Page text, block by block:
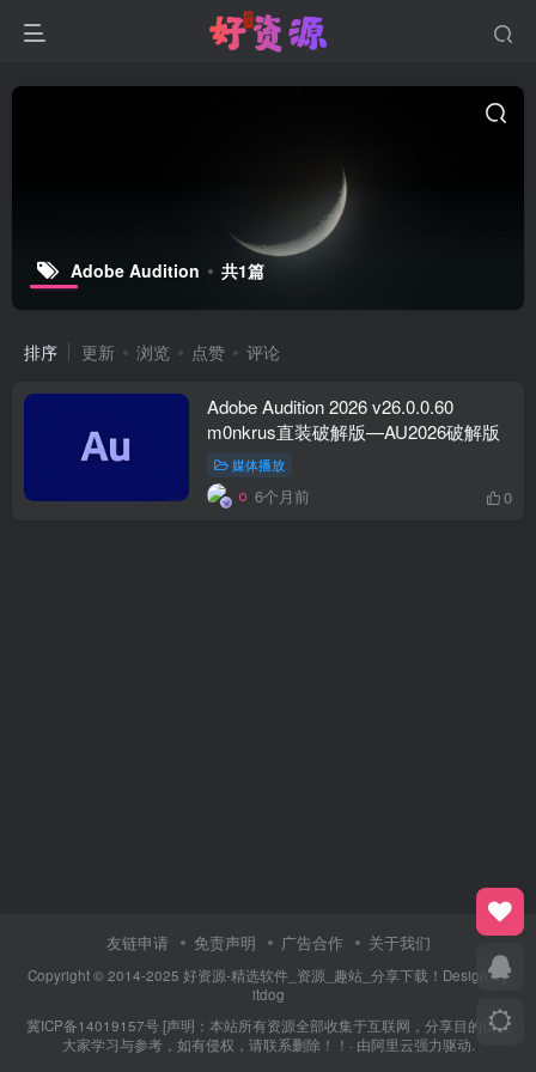
Adobe Audition 共1篇
排序 更新 浏览 点赞 评论
Adobe Audition 2026 v26.0.0.60
m0nkrus直装破解版—AU2026破解版
媒体播放
6个月前 0
友链申请 免责声明 广告合作 关于我们
Copyright © 2014-2025 好资源-精选软件_资源_趣站_分享下载！Design By
itdog
冀ICP备14019157号[声明：本站所有资源全部收集于互联网，分享目的仅供
大家学习与参考，如有侵权，请联系删除！！· 由阿里云强力驱动.